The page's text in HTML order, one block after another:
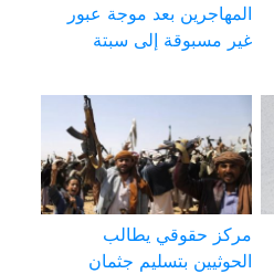
المهاجرين بعد موجة عبور
غير مسبوقة إلى سبتة
مركز حقوقي يطالب
الحوثيين بتسليم جثمان